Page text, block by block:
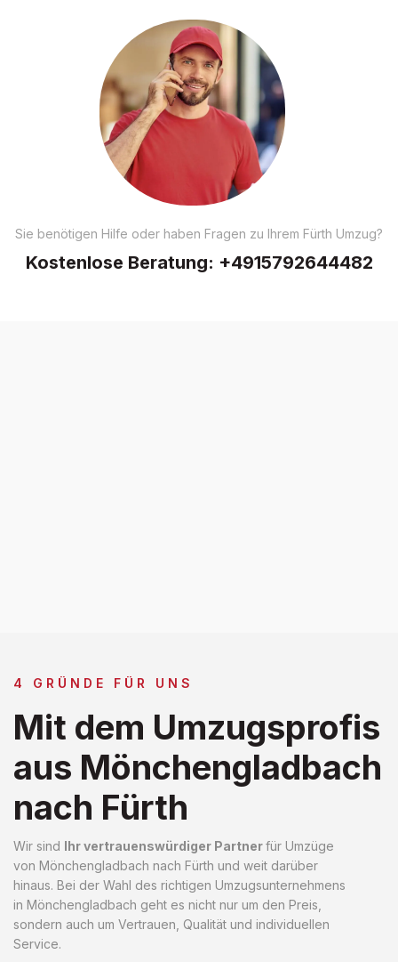
Sie benötigen Hilfe oder haben Fragen zu Ihrem Fürth Umzug?
Kostenlose Beratung: +4915792644482
4 GRÜNDE FÜR UNS
Mit dem Umzugsprofis
aus Mönchengladbach
nach Fürth
Wir sind Ihr vertrauenswürdiger Partnerfür Umzüge
von Mönchengladbach nach Fürth und weit darüber
hinaus. Bei der Wahl des richtigen Umzugsunternehmens
in Mönchengladbach geht es nicht nur um den Preis,
sondern auch um Vertrauen, Qualität und individuellen
Service.